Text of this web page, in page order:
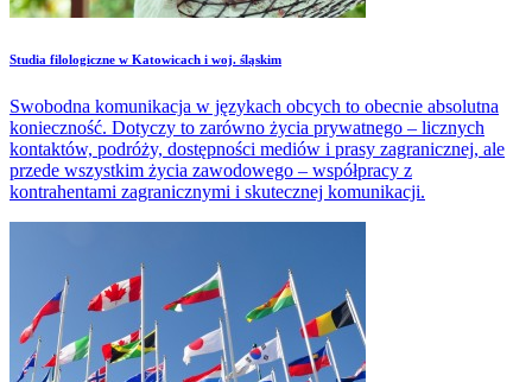
Studia filologiczne w Katowicach i woj. śląskim
Swobodna komunikacja w językach obcych to obecnie absolutna
konieczność. Dotyczy to zarówno życia prywatnego – licznych
kontaktów, podróży, dostępności mediów i prasy zagranicznej, ale
przede wszystkim życia zawodowego – współpracy z
kontrahentami zagranicznymi i skutecznej komunikacji.